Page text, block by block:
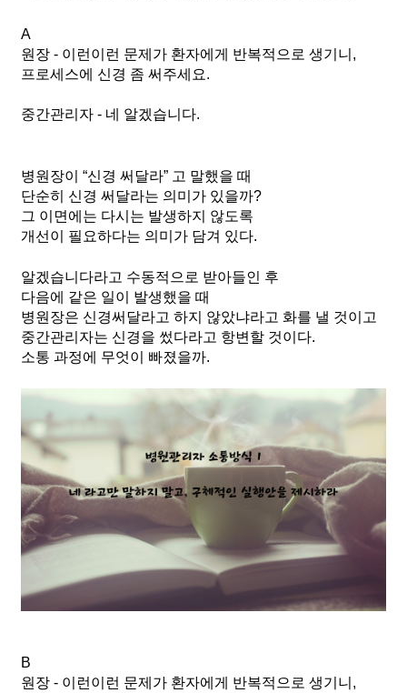
A
원장 - 이런이런 문제가 환자에게 반복적으로 생기니,
프로세스에 신경 좀 써주세요.
중간관리자 - 네 알겠습니다.
병원장이 “신경 써달라” 고 말했을 때
단순히 신경 써달라는 의미가 있을까?
그 이면에는 다시는 발생하지 않도록
개선이 필요하다는 의미가 담겨 있다.
알겠습니다라고 수동적으로 받아들인 후
다음에 같은 일이 발생했을 때
병원장은 신경써달라고 하지 않았냐라고 화를 낼 것이고
중간관리자는 신경을 썼다라고 항변할 것이다.
소통 과정에 무엇이 빠졌을까.
B
원장 - 이런이런 문제가 환자에게 반복적으로 생기니,